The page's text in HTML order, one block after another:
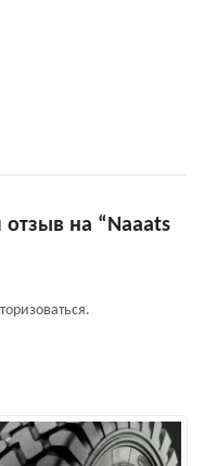
отзыв на “Naaats
.